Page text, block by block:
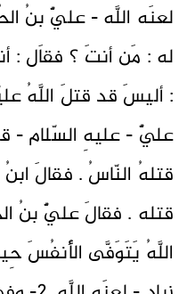
لعنَه اللَّه - عليٌّ بنُ
له : مَن أنتَ ؟ فقاَل :
: أليسَ قد قتلَ اللَّهُ
عليٌّ - عليهِ السّلام -
قتلهُ النّاسُ . فقالَ ابنُ
قتله . فقالَ عليٌّ بنُ
اللَّهُ يَتَوَفَّى الأَنفُسَ